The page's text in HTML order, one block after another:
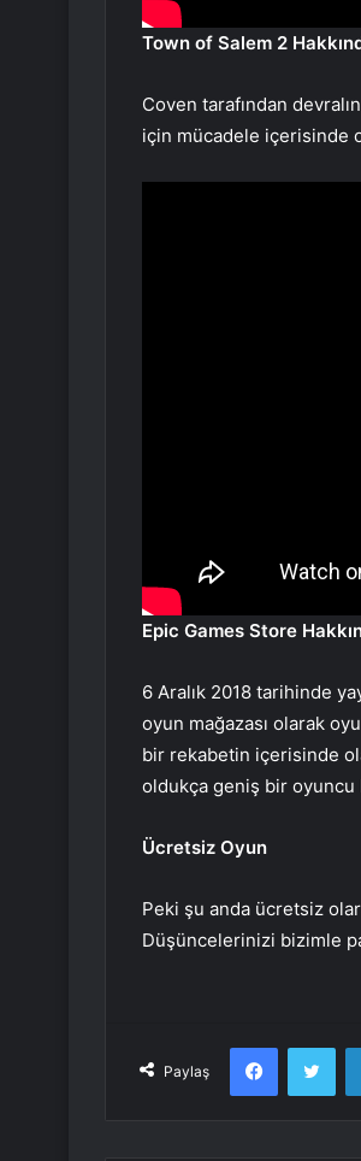
Town of Salem 2
Coven tarafından
için mücadele içerisinde
Epic Games Store
6 Aralık 2018 tarihinde
oyun mağazası olarak
bir rekabetin içerisinde
oldukça geniş bir oyuncu
Ücretsiz Oyun
Peki şu anda ücretsiz
Düşüncelerinizi bizimle
Paylaş
Facebook